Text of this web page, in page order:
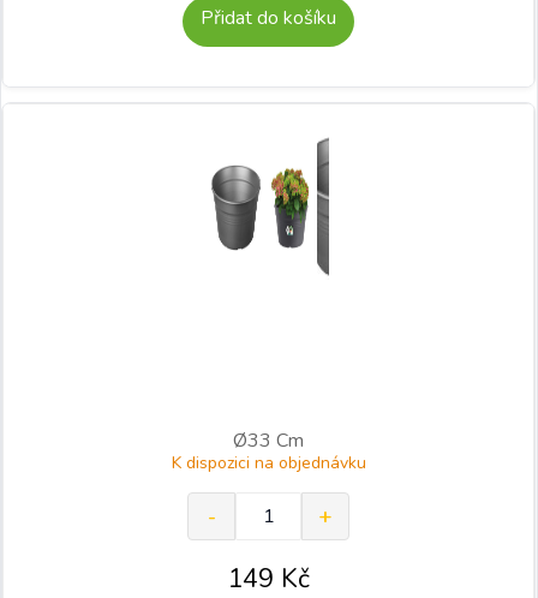
Přidat do košíku
Ø33 Cm
K dispozici na objednávku
149 Kč